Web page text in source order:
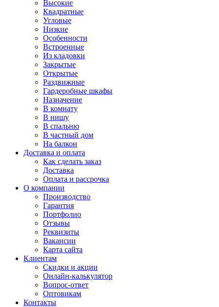
Высокие
Квадратные
Угловые
Низкие
Особенности
Встроенные
Из кладовки
Закрытые
Открытые
Раздвижные
Гардеробные шкафы
Назначение
В комнату
В нишу
В спальню
В частный дом
На балкон
Доставка и оплата
Как сделать заказ
Доставка
Оплата и рассрочка
О компании
Производство
Гарантия
Портфолио
Отзывы
Реквизиты
Вакансии
Карта сайта
Клиентам
Скидки и акции
Онлайн-калькулятор
Вопрос-ответ
Оптовикам
Контакты